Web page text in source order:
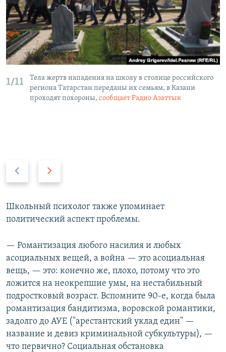
1/11
Тела жертв нападения на школу в столице российского
региона Татарстан переданы их семьям, в Казани
проходят похороны, сообщает Радио Азаттык
д
ы
щ
и
й
с
л
а
й
д
д
у
щ
и
с
л
а
й
д
Школьный психолог также упоминает
политический аспект проблемы.
— Романтизация любого насилия и любых
асоциальных вещей, а война — это асоциальная
вещь, — это: конечно же, плохо, потому что это
ложится на неокрепшие умы, на нестабильный
подростковый возраст. Вспомните 90-е, когда была
романтизация бандитизма, воровской романтики,
задолго до АУЕ ("арестантский уклад един" —
название и девиз криминальной субкультуры), —
что первично? Социальная обстановка